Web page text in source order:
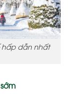
hấp dẫn nhất